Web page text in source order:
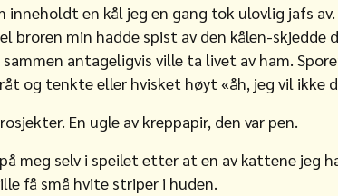
inneholdt en kål jeg en gang tok ulovlig jafs
broren min hadde spist av den kålen-skjedde
antageligvis ville ta livet av ham.
og tenkte eller hvisket høyt «åh, jeg vil ikke
En ugle av kreppapir, den var pen.
meg selv i speilet etter at en av kattene jeg
få små hvite striper i huden.